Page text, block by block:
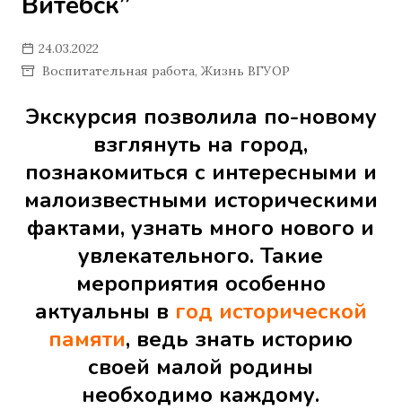
24.03.2022
Воспитательная работа,Жизнь ВГУОР
Экскурсия позволила по-новому
взглянуть на город,
познакомиться с интересными и
малоизвестными историческими
фактами, узнать много нового и
увлекательного. Такие
мероприятия особенно
актуальны в год исторической
памяти, ведь знать историю
своей малой родины
необходимо каждому.